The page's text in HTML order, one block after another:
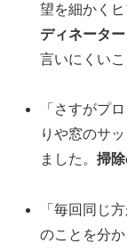
望を細かく
ディネータ
言いにくい
「さすがプ
りや窓のサ
ました。掃
「毎回同じ
のことを分